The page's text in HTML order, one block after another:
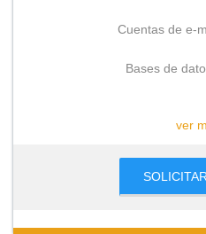
Cuentas de e-
Bases de
ver